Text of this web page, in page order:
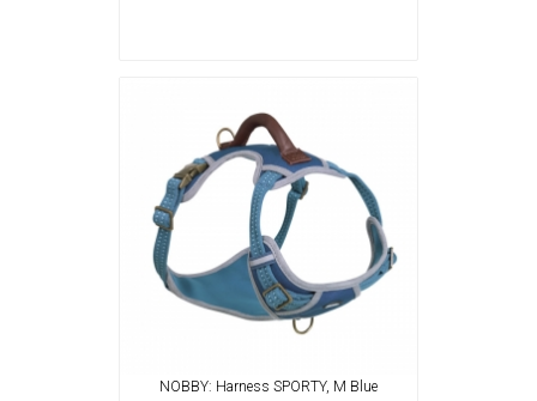
NOBBY: Harness SPORTY, M Blue